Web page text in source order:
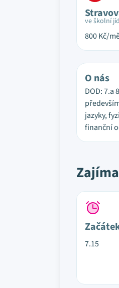
ve školní
800Kč/
O nás
DOD: 7.a
jazyky,
finanční
7.15